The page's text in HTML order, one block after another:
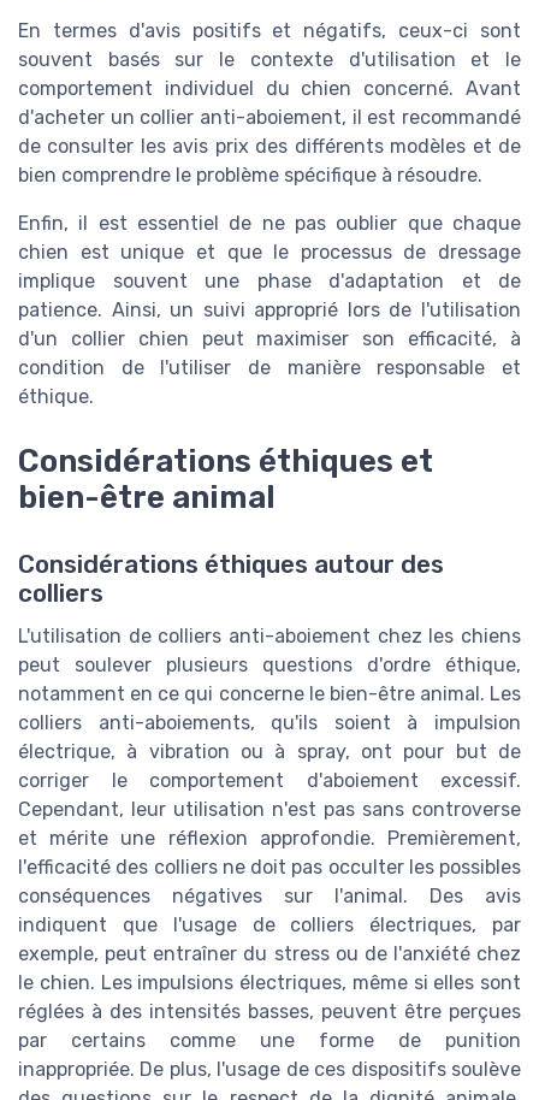
En termes d'avis positifs et négatifs, ceux-ci sont
souvent basés sur le contexte d'utilisation et le
comportement individuel du chien concerné. Avant
d'acheter un collier anti-aboiement, il est recommandé
de consulter les avis prix des différents modèles et de
bien comprendre le problème spécifique à résoudre.
Enfin, il est essentiel de ne pas oublier que chaque
chien est unique et que le processus de dressage
implique souvent une phase d'adaptation et de
patience. Ainsi, un suivi approprié lors de l'utilisation
d'un collier chien peut maximiser son efficacité, à
condition de l'utiliser de manière responsable et
éthique.
Considérations éthiques et
bien-être animal
Considérations éthiques autour des
colliers
L'utilisation de colliers anti-aboiement chez les chiens
peut soulever plusieurs questions d'ordre éthique,
notamment en ce qui concerne le bien-être animal. Les
colliers anti-aboiements, qu'ils soient à impulsion
électrique, à vibration ou à spray, ont pour but de
corriger le comportement d'aboiement excessif.
Cependant, leur utilisation n'est pas sans controverse
et mérite une réflexion approfondie. Premièrement,
l'efficacité des colliers ne doit pas occulter les possibles
conséquences négatives sur l'animal. Des avis
indiquent que l'usage de colliers électriques, par
exemple, peut entraîner du stress ou de l'anxiété chez
le chien. Les impulsions électriques, même si elles sont
réglées à des intensités basses, peuvent être perçues
par certains comme une forme de punition
inappropriée. De plus, l'usage de ces dispositifs soulève